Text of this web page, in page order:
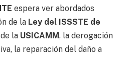
espera ver abordados
de la Ley del ISSSTE de
la USICAMM, la derogación
la reparación del daño a